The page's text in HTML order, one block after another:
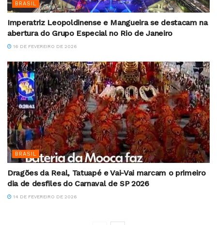
BRASIL
Imperatriz Leopoldinense e Mangueira se destacam na
abertura do Grupo Especial no Rio de Janeiro
16 DE FEVEREIRO DE 2026
BRASIL
Dragões da Real, Tatuapé e Vai-Vai marcam o primeiro
dia de desfiles do Carnaval de SP 2026
14 DE FEVEREIRO DE 2026